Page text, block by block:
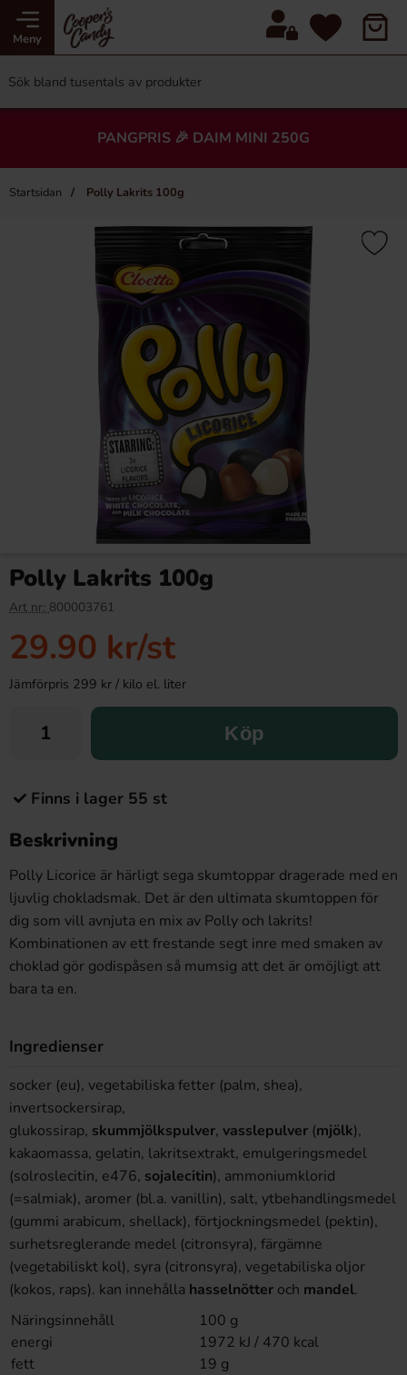
Meny
PANGPRIS 🎉 DAIM MINI 250G
Startsidan Polly Lakrits 100g
Polly Lakrits 100g
Art nr: 800003761
29.90 kr/st
Jämförpris 299 kr / kilo el. liter
Köp
Finns i lager 55 st
Beskrivning
Polly Licorice är härligt sega skumtoppar dragerade med en
ljuvlig chokladsmak. Det är den ultimata skumtoppen för
dig som vill avnjuta en mix av Polly och lakrits!
Kombinationen av ett frestande segt inre med smaken av
choklad gör godispåsen så mumsig att det är omöjligt att
bara ta en.
Ingredienser
socker (eu), vegetabiliska fetter (palm, shea),
invertsockersirap,
glukossirap, skummjölkspulver, vasslepulver (mjölk),
kakaomassa, gelatin, lakritsextrakt, emulgeringsmedel
(solroslecitin, e476, sojalecitin), ammoniumklorid
(=salmiak), aromer (bl.a. vanillin), salt, ytbehandlingsmedel
(gummi arabicum, shellack), förtjockningsmedel (pektin),
surhetsreglerande medel (citronsyra), färgämne
(vegetabiliskt kol), syra (citronsyra), vegetabiliska oljor
(kokos, raps). kan innehålla hasselnötter och mandel.
Näringsinnehåll
100 g
energi
1972 kJ / 470 kcal
fett
19 g